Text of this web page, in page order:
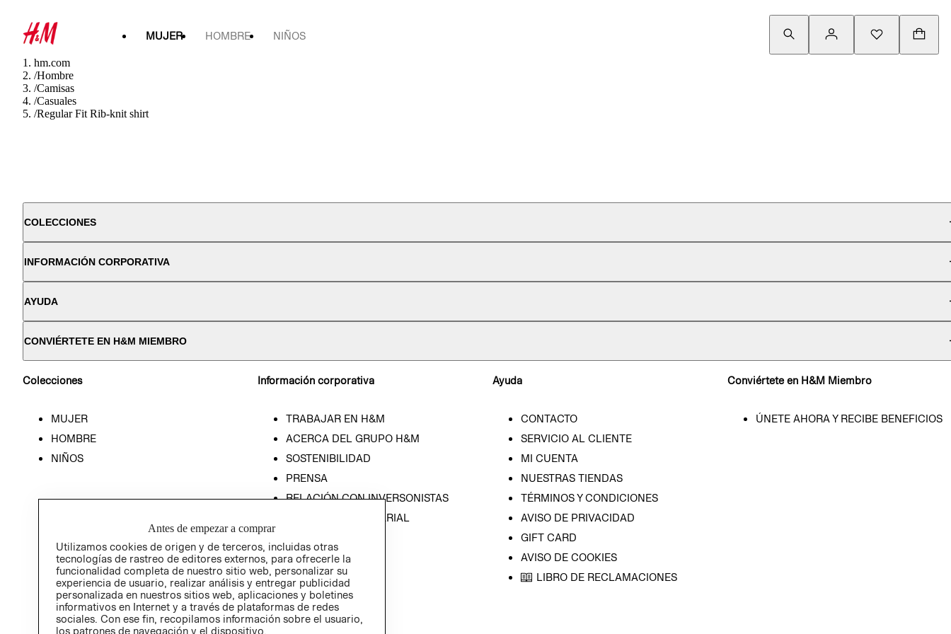
MUJER HOMBRE NIÑOS
hm.com
/Hombre
/Camisas
/Casuales
/Regular Fit Rib-knit shirt
COLECCIONES
INFORMACIÓN CORPORATIVA
AYUDA
CONVIÉRTETE EN H&M MIEMBRO
Colecciones
MUJER
HOMBRE
NIÑOS
Información corporativa
TRABAJAR EN H&M
ACERCA DEL GRUPO H&M
SOSTENIBILIDAD
PRENSA
RELACIÓN CON INVERSONISTAS
POLÍTICA EMPRESARIAL
Ayuda
CONTACTO
SERVICIO AL CLIENTE
MI CUENTA
NUESTRAS TIENDAS
TÉRMINOS Y CONDICIONES
AVISO DE PRIVACIDAD
GIFT CARD
AVISO DE COOKIES
LIBRO DE RECLAMACIONES
Conviértete en H&M Miembro
ÚNETE AHORA Y RECIBE BENEFICIOS
Antes de empezar a comprar
Utilizamos cookies de origen y de terceros, incluidas otras
tecnologías de rastreo de editores externos, para ofrecerle la
funcionalidad completa de nuestro sitio web, personalizar su
experiencia de usuario, realizar análisis y entregar publicidad
personalizada en nuestros sitios web, aplicaciones y boletines
informativos en Internet y a través de plataformas de redes
sociales. Con ese fin, recopilamos información sobre el usuario,
los patrones de navegación y el dispositivo.